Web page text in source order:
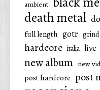
ambient
death metal
full length gotr
hardcore italia live
new album new
post hardcore post